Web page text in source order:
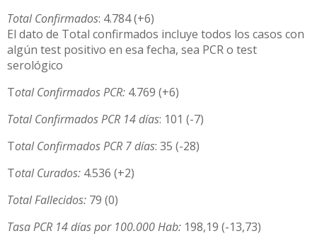
Total Confirmados: 4.784 (+6)
El dato de Total confirmados incluye todos los casos con
algún test positivo en esa fecha, sea PCR o test
serológico
Total Confirmados PCR: 4.769 (+6)
Total Confirmados PCR 14 días: 101 (-7)
Total Confirmados PCR 7 días: 35 (-28)
Total Curados: 4.536 (+2)
Total Fallecidos: 79 (0)
Tasa PCR 14 días por 100.000 Hab: 198,19 (-13,73)